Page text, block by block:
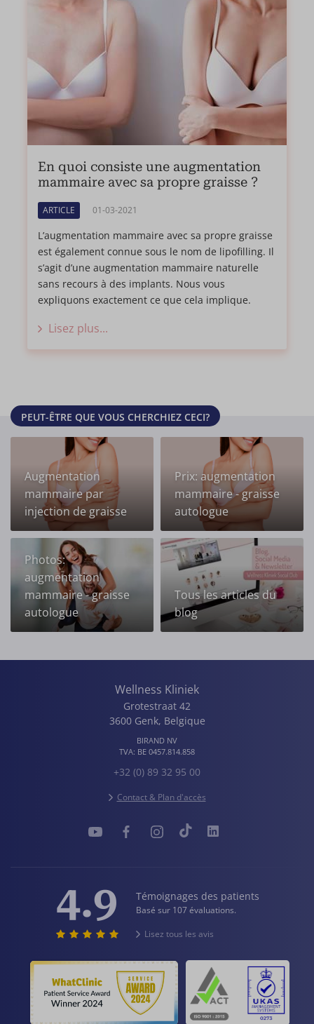
En quoi consiste une augmentation
mammaire avec sa propre graisse ?
ARTICLE 01-03-2021
L’augmentation mammaire avec sa propre graisse
est également connue sous le nom de lipofilling. Il
s’agit d’une augmentation mammaire naturelle
sans recours à des implants. Nous vous
expliquons exactement ce que cela implique.
Lisez plus...
PEUT-ÊTRE QUE VOUS CHERCHIEZ CECI?
Augmentation
mammaire par
injection de graisse
Prix: augmentation
mammaire - graisse
autologue
Photos:
augmentation
mammaire - graisse
autologue
Tous les articles du
blog
Wellness Kliniek
Grotestraat 42
3600 Genk, Belgique
BIRAND NV
TVA: BE 0457.814.858
+32 (0) 89 32 95 00
Contact & Plan d'accès
4.9 Témoignages des patients
Basé sur 107 évaluations.
Lisez tous les avis